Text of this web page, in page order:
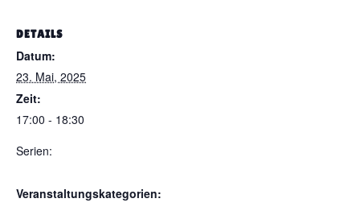
DETAILS
Datum:
23. Mai, 2025
Zeit:
17:00 - 18:30
Serien:
Veranstaltungskategorien: